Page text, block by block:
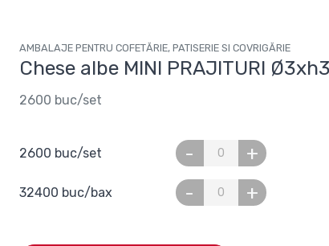
AMBALAJE PENTRU COFETĂRIE, PATISERIE SI COVRIGĂRIE
Chese albe MINI PRAJITURI
2600 buc/set
2600 buc/set - +
32400 buc/bax - +